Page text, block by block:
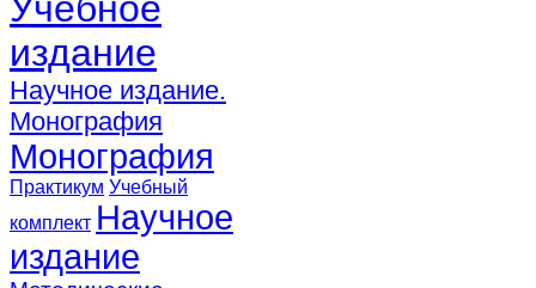
издание
Научное издание.
Монография
Монография
Практикум Учебный
комплект Научное
издание